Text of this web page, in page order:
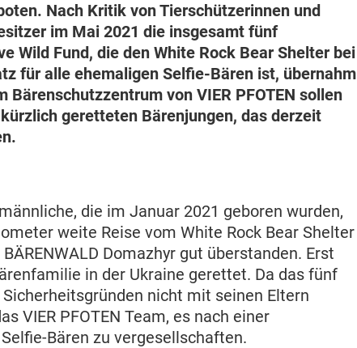
Nach Kritik von Tierschützerinnen und
im Mai 2021 die insgesamt fünf
Wild Fund, die den White Rock Bear Shelter bei
für alle ehemaligen Selfie-Bären ist, übernahm
Bärenschutzzentrum von VIER PFOTEN sollen
geretteten Bärenjungen, das derzeit
die im Januar 2021 geboren wurden,
weite Reise vom White Rock Bear Shelter
Domazhyr gut überstanden. Erst
in der Ukraine gerettet. Da das fünf
nicht mit seinen Eltern
VIER PFOTEN Team, es nach einer
Bären zu vergesellschaften.